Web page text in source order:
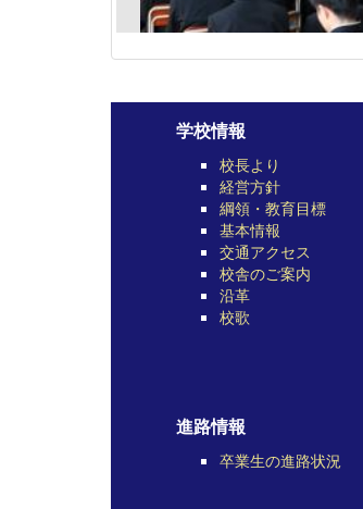
学校情報
校長より
経営方針
綱領・教育目標
基本情報
交通アクセス
校舎のご案内
沿革
校歌
進路情報
卒業生の進路状況